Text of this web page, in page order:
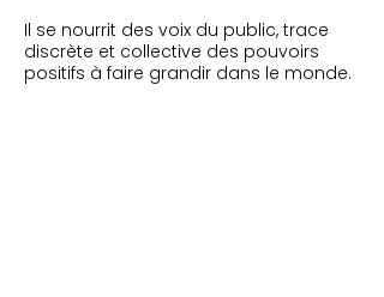
Il se nourrit des voix du public, trace
discrète et collective des pouvoirs
positifs à faire grandir dans le monde.